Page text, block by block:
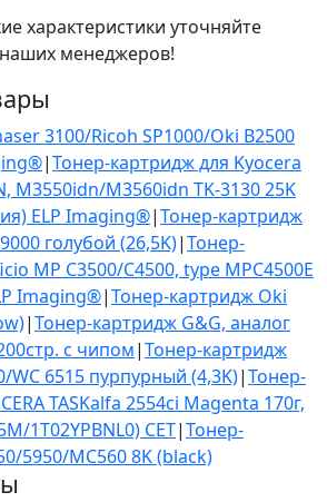
характеристики уточняйте
менеджеров!
3100/Ricoh SP1000/Oki B2500
|Тонер-картридж для Kyocera
M3550idn/M3560idn TK-3130 25K
ELP Imaging®|Тонер-картридж
голубой (26,5K)|Тонер-
MP C3500/C4500, type MPC4500E
Imaging®|Тонер-картридж Oki
|Тонер-картридж G&G, аналог
с чипом|Тонер-картридж
WC 6515 пурпурный (4,3K)|Тонер-
TASKalfa 2554ci Magenta 170г,
1T02YPBNL0) CET|Тонер-
5950/MC560 8K (black)